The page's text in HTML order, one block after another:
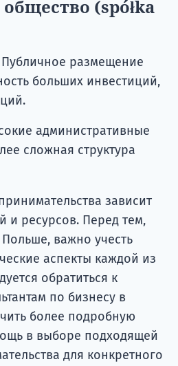
(spółka
Публичное размещение
больших инвестиций,
административные
сложная структура
зависит
и ресурсов. Перед тем,
Польше, важно учесть
аспекты каждой из
обратиться к
по бизнесу в
более подробную
в выборе подходящей
для конкретного